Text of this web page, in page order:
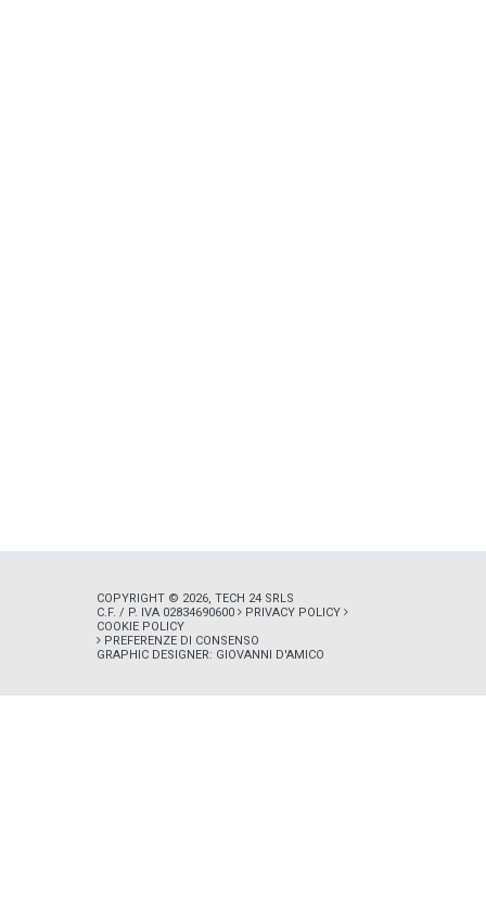
COPYRIGHT © 2026, TECH 24 SRLS
C.F. / P. IVA 02834690600
PRIVACY POLICY
COOKIE POLICY
PREFERENZE DI CONSENSO
GRAPHIC DESIGNER: GIOVANNI D'AMICO